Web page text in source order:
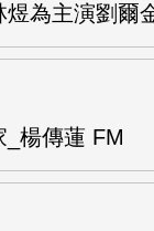
煜為主演劉爾
_楊傳蓮 FM